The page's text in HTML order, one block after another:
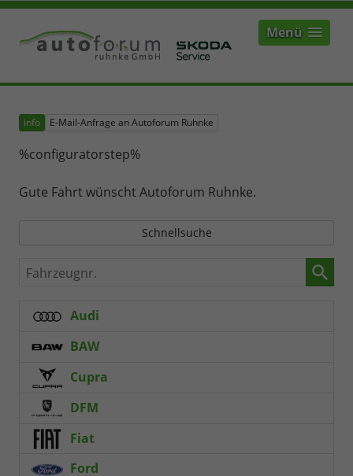
Menü
info E-Mail-Anfrage an Autoforum Ruhnke
%configuratorstep%
Gute Fahrt wünscht Autoforum Ruhnke.
Schnellsuche
Fahrzeugnr.
Audi
BAW
Cupra
DFM
Fiat
Ford